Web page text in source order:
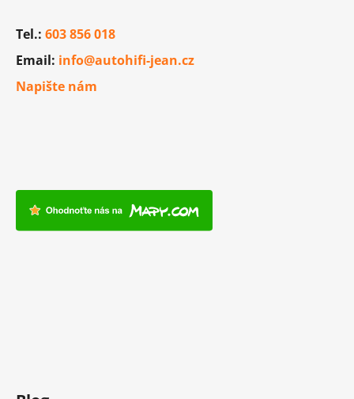
Tel.: 603 856 018
Email: info@autohifi-jean.cz
Napište nám